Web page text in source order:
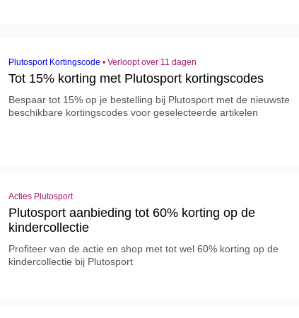
Plutosport Kortingscode • Verloopt over 11 dagen
Tot 15% korting met Plutosport kortingscodes
Bespaar tot 15% op je bestelling bij Plutosport met de nieuwste
beschikbare kortingscodes voor geselecteerde artikelen
Acties Plutosport
Plutosport aanbieding tot 60% korting op de
kindercollectie
Profiteer van de actie en shop met tot wel 60% korting op de
kindercollectie bij Plutosport